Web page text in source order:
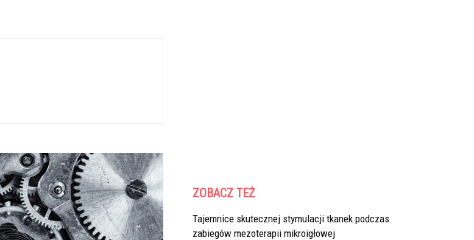
ZOBACZ TEŻ
Tajemnice skutecznej stymulacji tkanek podczas
zabiegów mezoterapii mikroigłowej